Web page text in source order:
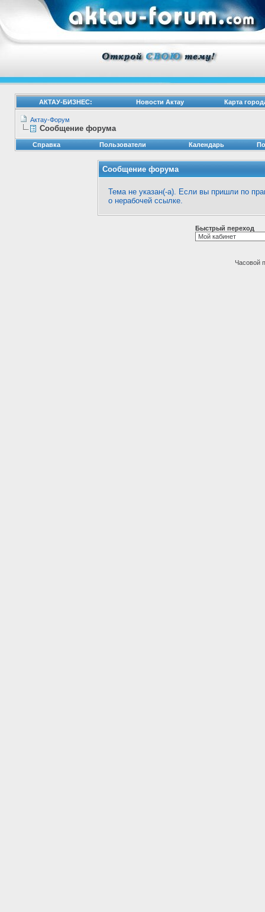
АКТАУ-БИЗНЕС: Новости Актау Карта
Актау-Форум
Сообщение форума
Справка Пользователи Календарь
Сообщение форума
Тема не указан(-а). Если вы пришли по
о нерабочей ссылке.
Быстрый переход
Часовой